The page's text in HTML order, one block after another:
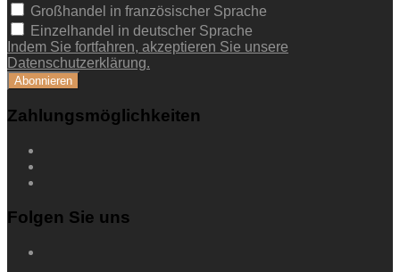
Großhandel in französischer Sprache
Einzelhandel in deutscher Sprache
Indem Sie fortfahren, akzeptieren Sie unsere
Datenschutzerklärung.
Zahlungsmöglichkeiten
Folgen Sie uns